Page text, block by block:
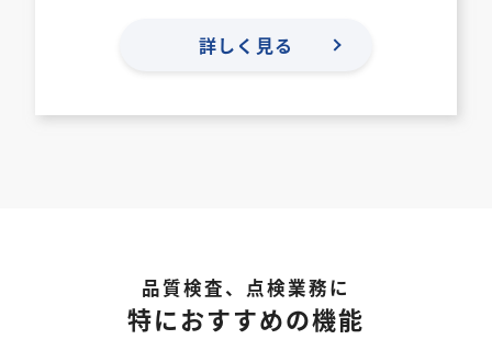
詳しく見る
品質検査、点検業務に
特におすすめの機能